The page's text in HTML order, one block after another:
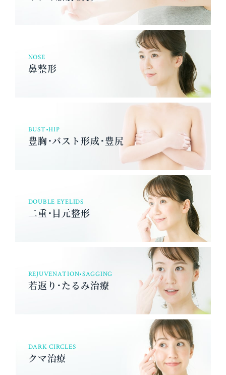
NOSE
鼻整形
BUST•HIP
豊胸･バスト形成･豊尻
DOUBLE EYELIDS
二重･目元整形
REJUVENATION•SAGGING
若返り･たるみ治療
DARK CIRCLES
クマ治療